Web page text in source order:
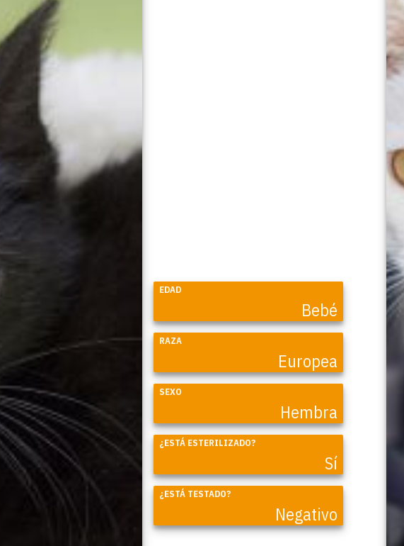
EDAD
Bebé
RAZA
Europea
SEXO
Hembra
¿ESTÁ ESTERILIZADO?
Sí
¿ESTÁ TESTADO?
Negativo
Coral